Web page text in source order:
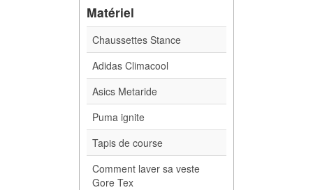
Matériel
Chaussettes Stance
Adidas Climacool
Asics Metaride
Puma ignite
Tapis de course
Comment laver sa veste
Gore Tex